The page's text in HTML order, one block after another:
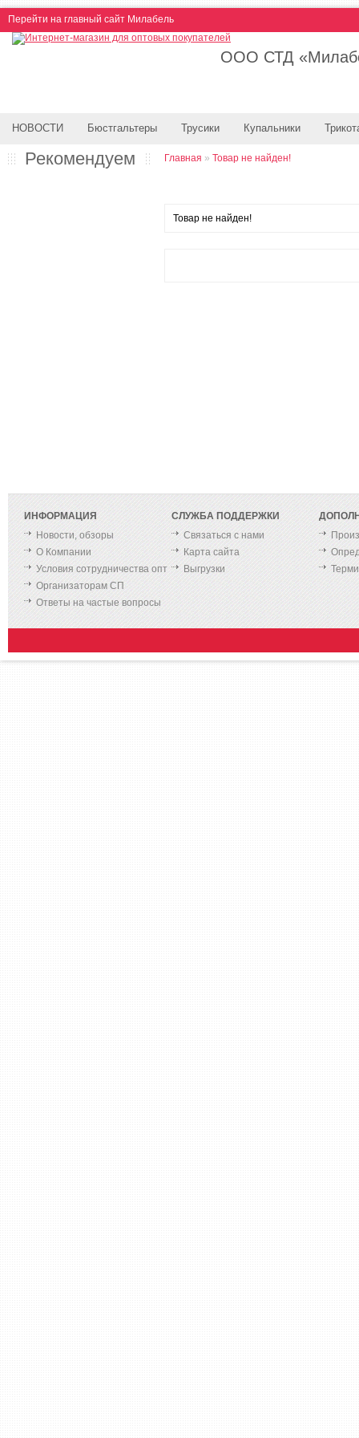
Перейти на главный сайт Милабель
ООО СТД
НОВОСТИ Бюстгальтеры Трусики Купальники
Рекомендуем Главная » Товар не найден!
Товар не найден!
ИНФОРМАЦИЯ
Новости, обзоры
О Компании
Условия сотрудничества опт
Организаторам СП
Ответы на частые вопросы
СЛУЖБА ПОДДЕРЖКИ
Связаться с нами
Карта сайта
Выгрузки